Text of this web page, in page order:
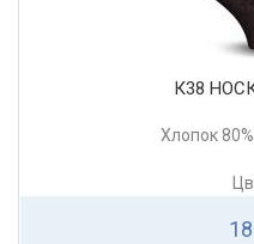
К38
Хлопок